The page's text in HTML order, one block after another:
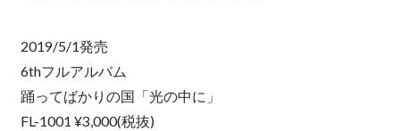
2019/5/1発売
6thフルアルバム
踊ってばかりの国「光の中に」
FL-1001 ¥3,000(税抜)